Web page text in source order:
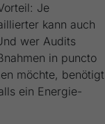
Je
kann auch
wer Audits
in puncto
möchte, benötigt
ein Energie-
Consent-
eine zufällig
Betreiber